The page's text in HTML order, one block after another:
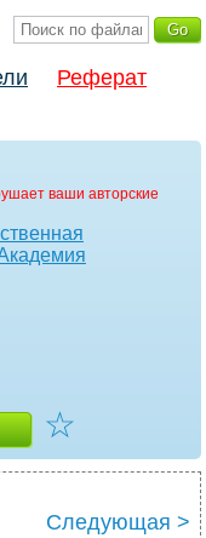
Реферат
ваши авторские
☆
Следующая >